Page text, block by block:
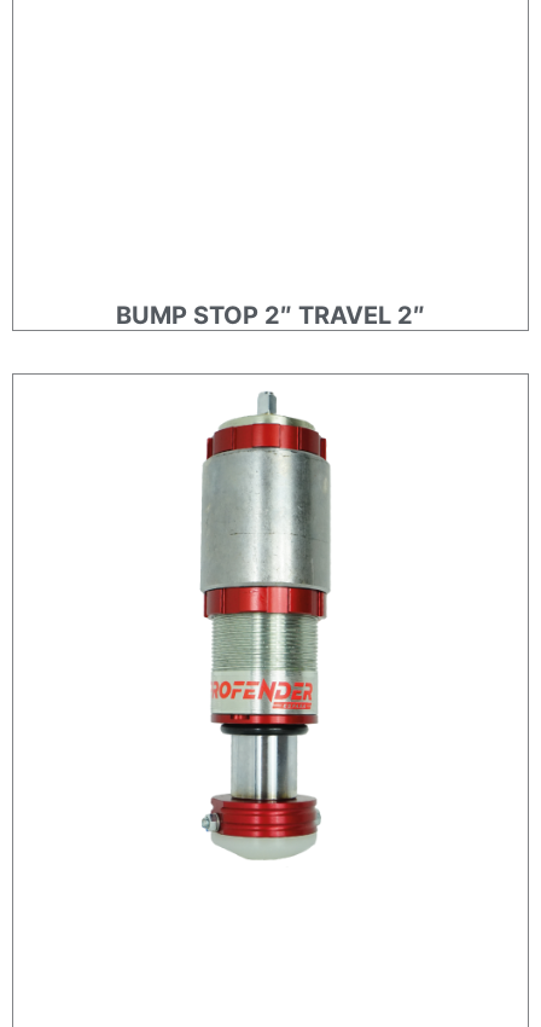
BUMP STOP 2″ TRAVEL 2″